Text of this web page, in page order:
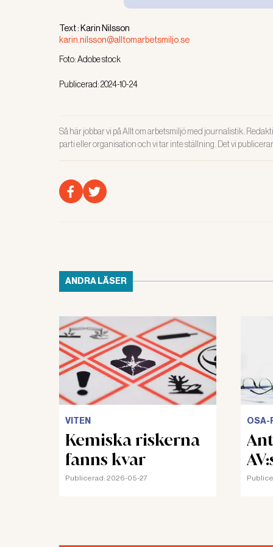
förbud enligt arbetsmiljölagen och någon
Arbetsmiljöverket överklagade
Högsta förvaltningsdomstolen meddelar
Läs även:
Läs även:
RÄTTSLÄGET
beslutat
infördes
Text : Karin Nilsson
karin.nilsson@alltomarbetsmiljo.se
Foto:Adobe stock
Publicerad:2024-10-24
Så här jobbar vi på Allt om arbetsmiljö med journalistik.
parti eller organisation och vi tar inte ställning. Det vi
ANDRA LÄSER
VITEN
Kemiska riskerna
fanns kvar
Publicerad: 2026-05-27
OSA-